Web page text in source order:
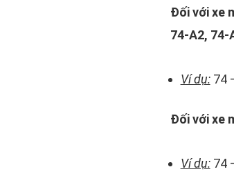
Đối với xe
74-A2, 74-
Ví dụ:74
Đối với xe
Ví dụ:74